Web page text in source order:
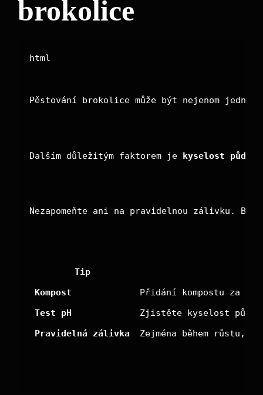
brokolice
Pěstování brokolice může být nejenom
Dalším důležitým faktorem je kyselost půdy
Nezapomeňte ani na pravidelnou zálivku.
Tip
Kompost
Přidání kompostu za
Test pH
Zjistěte kyselost půdy
Pravidelná zálivka
Zejména během růstu,